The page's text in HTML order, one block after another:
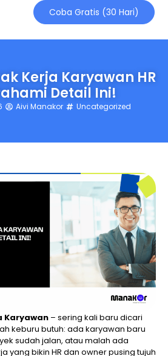
Coba Gratis (30 Hari)
Kerja Karyawan HR
Detail Ini!
Aivi Manakor Uncategorized
Karyawan – sering kali baru dicari
keburu butuh: ada karyawan baru
sudah jalan, atau malah ada
yang bikin HR dan owner pusing tujuh